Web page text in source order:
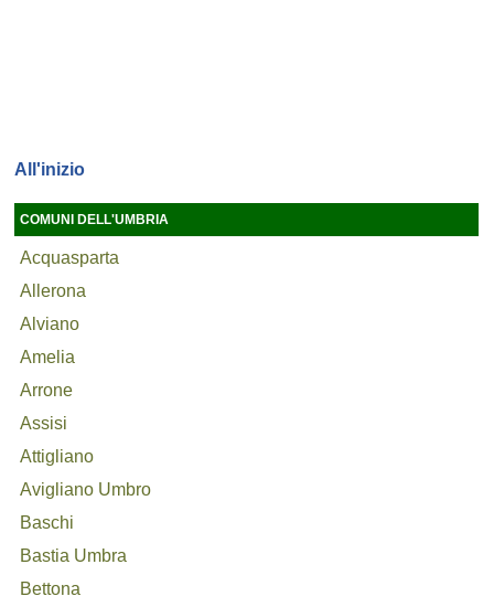
All'inizio
COMUNI DELL'UMBRIA
Acquasparta
Allerona
Alviano
Amelia
Arrone
Assisi
Attigliano
Avigliano Umbro
Baschi
Bastia Umbra
Bettona